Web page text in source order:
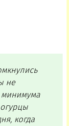
не
минимума
когда